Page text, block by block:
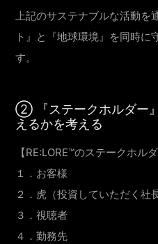
上記のサステナブルな活動を
ト』と『地球環境』を同時に
す。
② 『ステークホルダー
えるかを考える
【RE:LORE™のステークホルダ
１．お客様
２．虎（投資していただく社長
３．視聴者
４．勤務先